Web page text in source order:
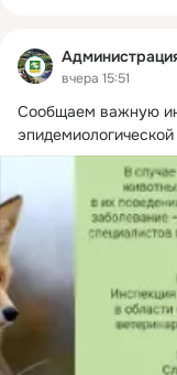
вчера 15:51
Сообщаем важную